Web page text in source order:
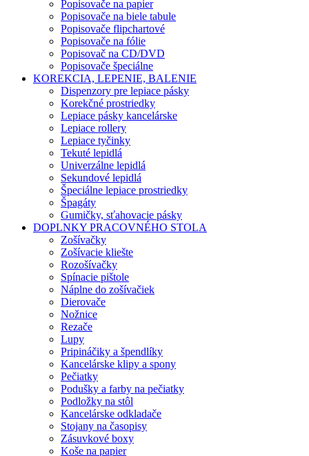
Popisovače na papier
Popisovače na biele tabule
Popisovače flipchartové
Popisovače na fólie
Popisovač na CD/DVD
Popisovače špeciálne
KOREKCIA, LEPENIE, BALENIE
Dispenzory pre lepiace pásky
Korekčné prostriedky
Lepiace pásky kancelárske
Lepiace rollery
Lepiace tyčinky
Tekuté lepidlá
Univerzálne lepidlá
Sekundové lepidlá
Špeciálne lepiace prostriedky
Špagáty
Gumičky, sťahovacie pásky
DOPLNKY PRACOVNÉHO STOLA
Zošívačky
Zošívacie kliešte
Rozošívačky
Spínacie pištole
Náplne do zošívačiek
Dierovače
Nožnice
Rezače
Lupy
Pripináčiky a špendlíky
Kancelárske klipy a spony
Pečiatky
Podušky a farby na pečiatky
Podložky na stôl
Kancelárske odkladače
Stojany na časopisy
Zásuvkové boxy
Koše na papier